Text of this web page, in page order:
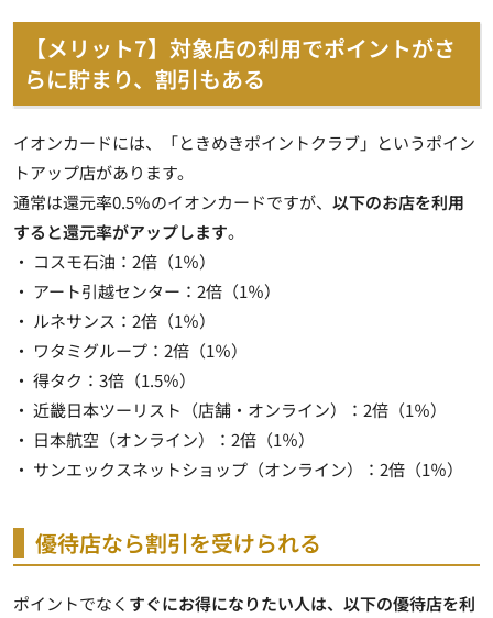
【メリット7】対象店の利用でポイントがさ
らに貯まり、割引もある
イオンカードには、「ときめきポイントクラブ」というポイン
トアップ店があります。
通常は還元率0.5％のイオンカードですが、 以下のお店を利用
すると還元率がアップします。
・ コスモ石油：2倍（1％）
・ アート引越センター：2倍（1％）
・ ルネサンス：2倍（1％）
・ ワタミグループ：2倍（1％）
・ 得タク：3倍（1.5％）
・ 近畿日本ツーリスト（店舗・オンライン）：2倍（1％）
・ 日本航空（オンライン）：2倍（1％）
・ サンエックスネットショップ（オンライン）：2倍（1％）
優待店なら割引を受けられる
ポイントでなく すぐにお得になりたい人は、以下の優待店を利